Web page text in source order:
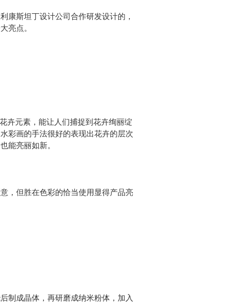
斯坦丁设计公司合作研发设计的，
亮点。
卉元素，能让人们捕捉到花卉绚丽绽
彩画的手法很好的表现出花卉的层次
能亮丽如新。
，但胜在色彩的恰当使用显得产品亮
成晶体，再研磨成纳米粉体，加入